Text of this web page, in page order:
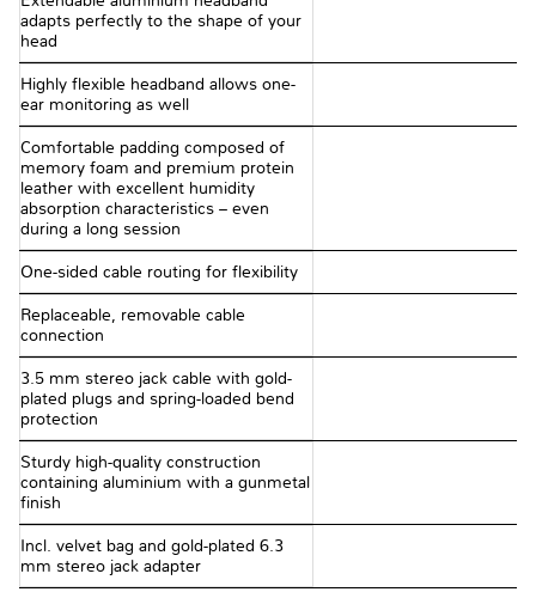
adapts perfectly to the shape of your
head
Highly flexible headband allows one-
ear monitoring as well
Comfortable padding composed of
memory foam and premium protein
leather with excellent humidity
absorption characteristics – even
during a long session
One-sided cable routing for flexibility
Replaceable, removable cable
connection
3.5 mm stereo jack cable with gold-
plated plugs and spring-loaded bend
protection
Sturdy high-quality construction
containing aluminium with a gunmetal
finish
Incl. velvet bag and gold-plated 6.3
mm stereo jack adapter